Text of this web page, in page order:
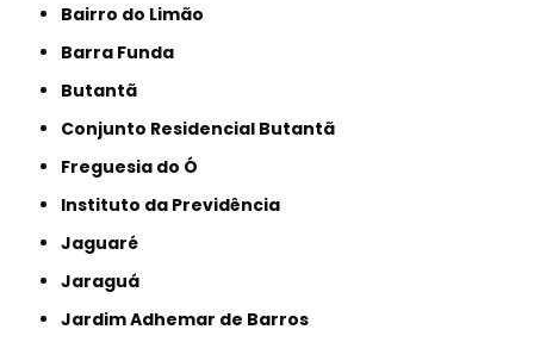
Bairro do Limão
Barra Funda
Butantã
Conjunto Residencial Butantã
Freguesia do Ó
Instituto da Previdência
Jaguaré
Jaraguá
Jardim Adhemar de Barros